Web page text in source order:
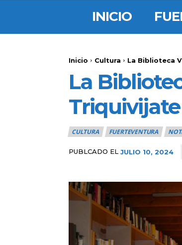
INICIO
Inicio Cultura La Biblioteca
La
CULTURA FUERTEVENTURA
PUBLCADO EL JULIO 10, 2024